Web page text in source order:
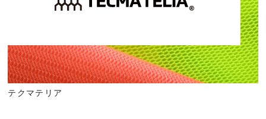
テクマテリア